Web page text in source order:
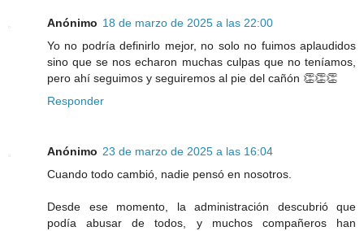
Anónimo 18 de marzo de 2025 a las 22:00
Yo no podría definirlo mejor, no solo no fuimos aplaudidos
sino que se nos echaron muchas culpas que no teníamos,
pero ahí seguimos y seguiremos al pie del cañón 👏👏👏
Responder
Anónimo 23 de marzo de 2025 a las 16:04
Cuando todo cambió, nadie pensó en nosotros.
Desde ese momento, la administración descubrió que
podía abusar de todos, y muchos compañeros han